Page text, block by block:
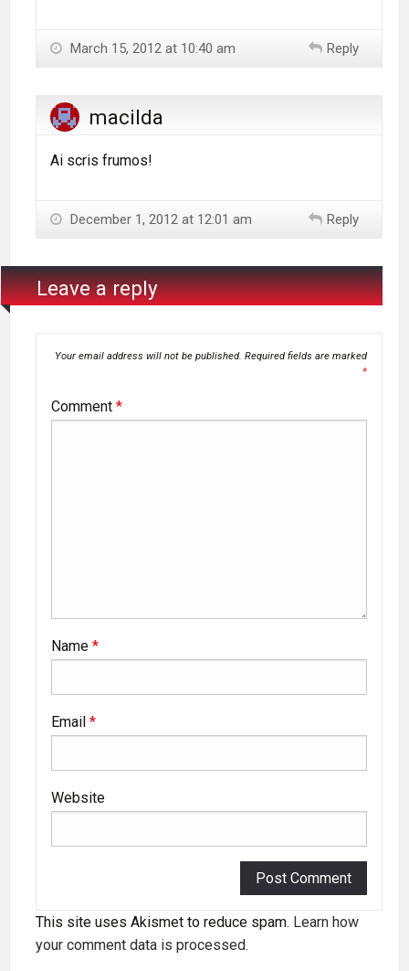
March 15, 2012 at 10:40 am Reply
macilda
Ai scris frumos!
December 1, 2012 at 12:01 am Reply
Leave a reply
Your email address will not be published. Required fields are marked
*
Comment *
Name *
Email *
Website
This site uses Akismet to reduce spam. Learn how
your comment data is processed.